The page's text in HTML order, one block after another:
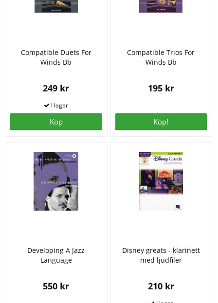
Compatible Duets For
Winds Bb
249 kr
Köp
Compatible Trios For
Winds Bb
195 kr
Köp!
Developing A Jazz
Language
550 kr
Disney greats - klarinett
med ljudfiler
210 kr